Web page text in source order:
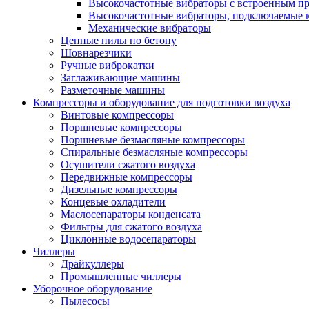
Высокочастотные вибраторы с встроенным
Высокочастотные вибраторы, подключаемые
Механические вибраторы
Цепные пилы по бетону
Шовнарезчики
Ручные виброкатки
Заглаживающие машины
Разметочные машины
Компрессоры и оборудование для подготовки воздуха
Винтовые компрессоры
Поршневые компрессоры
Поршневые безмасляные компрессоры
Спиральные безмасляные компрессоры
Осушители сжатого воздуха
Передвижные компрессоры
Дизельные компрессоры
Концевые охладители
Маслосепараторы конденсата
Фильтры для сжатого воздуха
Циклонные водосепараторы
Чиллеры
Драйкуллеры
Промышленные чиллеры
Уборочное оборудование
Пылесосы